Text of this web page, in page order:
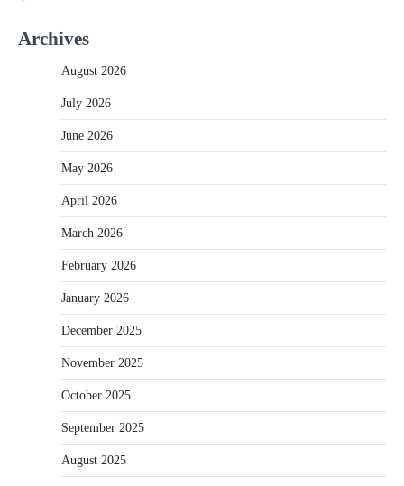
Archives
August 2026
July 2026
June 2026
May 2026
April 2026
March 2026
February 2026
January 2026
December 2025
November 2025
October 2025
September 2025
August 2025